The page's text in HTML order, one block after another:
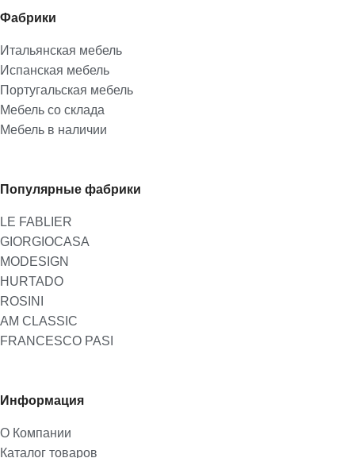
Фабрики
Итальянская мебель
Испанская мебель
Португальская мебель
Мебель со склада
Мебель в наличии
Популярные фабрики
LE FABLIER
GIORGIOCASA
MODESIGN
HURTADO
ROSINI
AM CLASSIC
FRANCESCO PASI
Информация
О Компании
Каталог товаров